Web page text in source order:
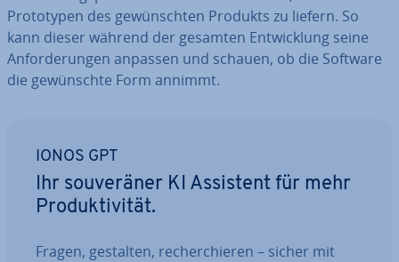
Pro­to­ty­pen des ge­wünsch­ten Produkts zu liefern. So
kann dieser während der gesamten Ent­wick­lung seine
An­for­de­run­gen anpassen und schauen, ob die Software
die ge­wünsch­te Form annimmt.
IONOS GPT
Ihr sou­ve­rä­ner KI Assistent für mehr
Pro­duk­ti­vi­tät.
Fragen, gestalten, re­cher­chie­ren – sicher mit